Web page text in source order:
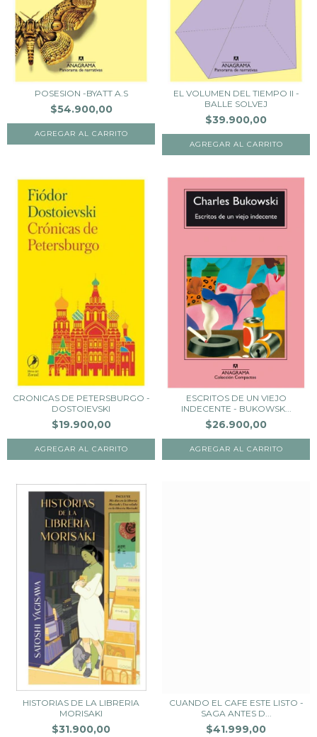
POSESION -BYATT A.S
$54.900,00
EL VOLUMEN DEL TIEMPO II -
BALLE SOLVEJ
$39.900,00
CRONICAS DE PETERSBURGO -
DOSTOIEVSKI
$19.900,00
ESCRITOS DE UN VIEJO
INDECENTE - BUKOWSK...
$26.900,00
HISTORIAS DE LA LIBRERIA
MORISAKI
$31.900,00
CUANDO EL CAFE ESTE LISTO -
SAGA ANTES D...
$41.999,00